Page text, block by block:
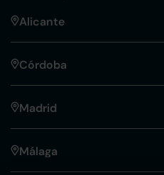
Alicante
Córdoba
Madrid
Málaga